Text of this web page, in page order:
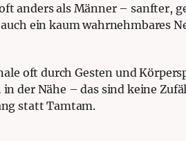
anders als Männer – sanfter,
ein kaum wahrnehmbares
oft durch Gesten und
der Nähe – das sind keine
statt Tamtam.